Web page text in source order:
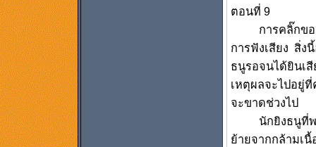
ตอนที่ 9
การคลิ๊กของค
การฟังเสียง สิ่ง
ธนูรอจนได้ยินเ
เหตุผลจะไปอยู่
จะขาดช่วงไป
นักยิงธนูที่พยา
ย้ายจากกล้ามเ